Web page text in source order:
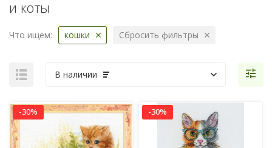
и коты
Что ищем: кошки Сбросить фильтры
В наличии
-30% -30%